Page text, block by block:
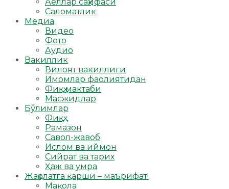
Аёллар саҳифаси
Саломатлик
Медиа
Видео
Фото
Аудио
Вакиллик
Вилоят вакиллиги
Имомлар фаолиятидан
Фиқҳ мактаби
Масжидлар
Бўлимлар
Фиқҳ
Рамазон
Савол-жавоб
Ислом ва иймон
Сийрат ва тарих
Ҳаж ва умра
Жаҳолатга қарши – маърифат!
Мақола